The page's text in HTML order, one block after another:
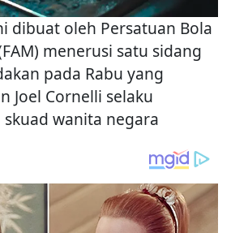
dibuat oleh Persatuan Bola
menerusi satu sidang
pada Rabu yang
Joel Cornelli selaku
wanita negara